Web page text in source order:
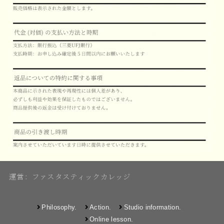
運営：ファスタスティックカレッジ
Philosophy. Action.
Studio information.
Online lesson.